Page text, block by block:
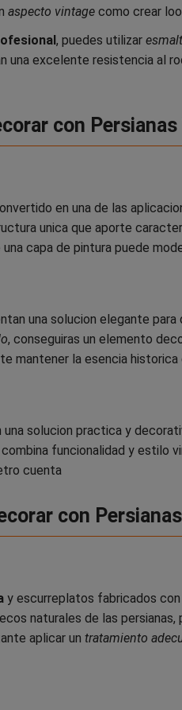
aspecto vintage como crear
, puedes utilizar
una excelente resistencia al
con
en una de las
unica que aporte
capa de pintura puede
una solucion elegante para
, conseguiras un elemento
mantener la esencia
una solucion practica y
funcionalidad y estilo
cuenta
con
y escurreplatos fabricados
naturales de las
aplicar un tratamiento